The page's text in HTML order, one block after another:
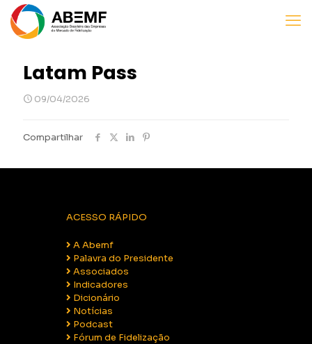
Latam Pass
09/04/2026
Compartilhar
ACESSO RÁPIDO
A Abemf
Palavra do Presidente
Associados
Indicadores
Dicionário
Notícias
Podcast
Fórum de Fidelização